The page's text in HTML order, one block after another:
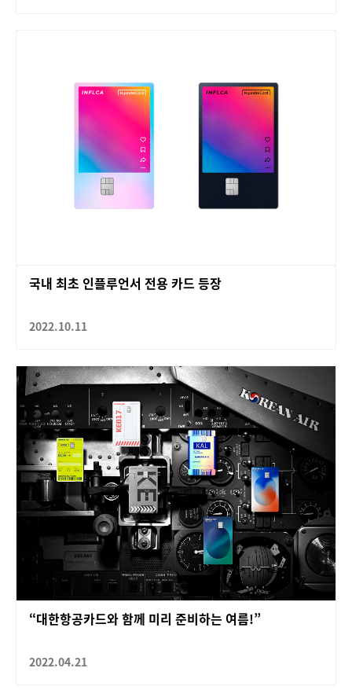
국내 최초 인플루언서 전용 카드 등장
2022.10.11
“대한항공카드와 함께 미리 준비하는 여름!”
2022.04.21